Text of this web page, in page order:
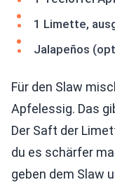
1 Limette,
Jalapeños
Für den Slaw
Apfelessig. Das
Der Saft der
du es schärfer
geben dem Slaw